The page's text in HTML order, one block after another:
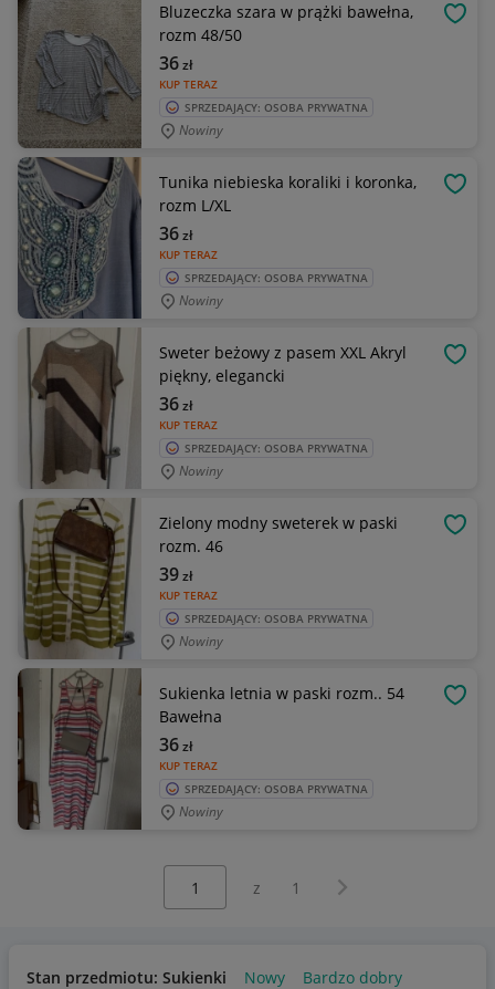
Bluzeczka szara w prążki bawełna,
rozm 48/50
KUP TERAZ
36zł
SPRZEDAJĄCY: OSOBA PRYWATNA
Nowiny
Tunika niebieska koraliki i koronka,
rozm L/XL
KUP TERAZ
36zł
SPRZEDAJĄCY: OSOBA PRYWATNA
Nowiny
Sweter beżowy z pasem XXL Akryl
piękny, elegancki
KUP TERAZ
36zł
SPRZEDAJĄCY: OSOBA PRYWATNA
Nowiny
Zielony modny sweterek w paski
rozm. 46
KUP TERAZ
39zł
SPRZEDAJĄCY: OSOBA PRYWATNA
Nowiny
Sukienka letnia w paski rozm.. 54
Bawełna
KUP TERAZ
36zł
SPRZEDAJĄCY: OSOBA PRYWATNA
Nowiny
z 1 Następna strona
Stan przedmiotu: Sukienki Nowy Bardzo dobry